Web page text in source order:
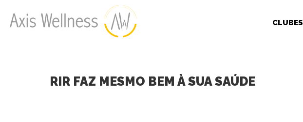
CLUBES
RIR FAZ MESMO BEM À SUA SAÚDE